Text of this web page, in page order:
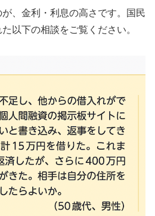
、金利・利息の高さです。国民
以下の相談をご覧ください。